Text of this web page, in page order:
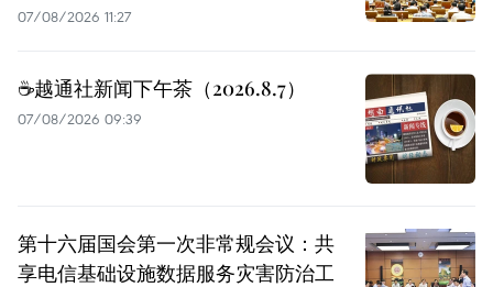
07/08/2026 11:27
☕️越通社新闻下午茶（2026.8.7）
07/08/2026 09:39
第十六届国会第一次非常规会议：共
享电信基础设施数据服务灾害防治工